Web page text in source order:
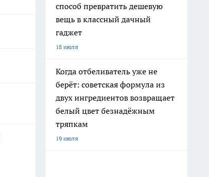
способ превратить дешевую
вещь в классный дачный
гаджет
18 июля
Когда отбеливатель уже не
берёт: советская формула из
двух ингредиентов возвращает
белый цвет безнадёжным
тряпкам
19 июля